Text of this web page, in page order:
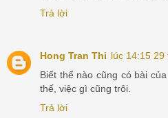
Trả lời
Hong Tran Thi lúc 14:15 29
Biết thế nào cũng có bài
thế, việc gì cũng trôi.
Trả lời